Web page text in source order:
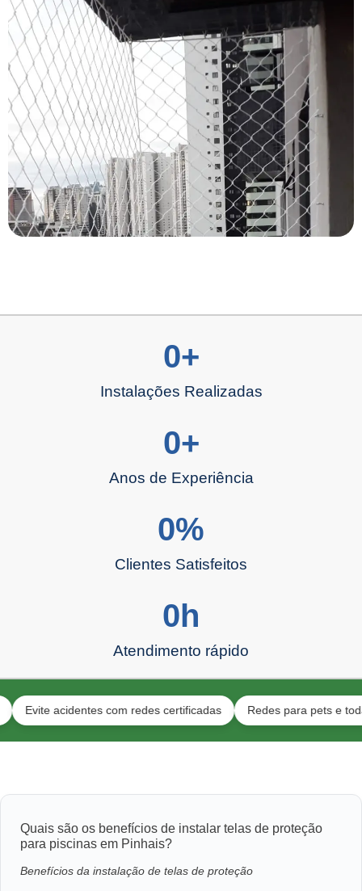
Instalações Realizadas
0+
Anos de Experiência
0+
Clientes Satisfeitos
0%
Atendimento rápido
0h
acidentes com redes certificadas Redes para pets e toda a
Quais são os benefícios de instalar telas de proteção
para piscinas em Pinhais?
Benefícios da instalação de telas de proteção